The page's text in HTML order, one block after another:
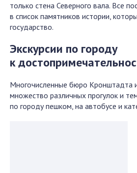
только стена Северного вала. Все
в список памятников истории,
государство.
Экскурсии по городу
к
Многочисленные бюро Кронштадта
множество различных прогулок и
по городу пешком, на автобусе и